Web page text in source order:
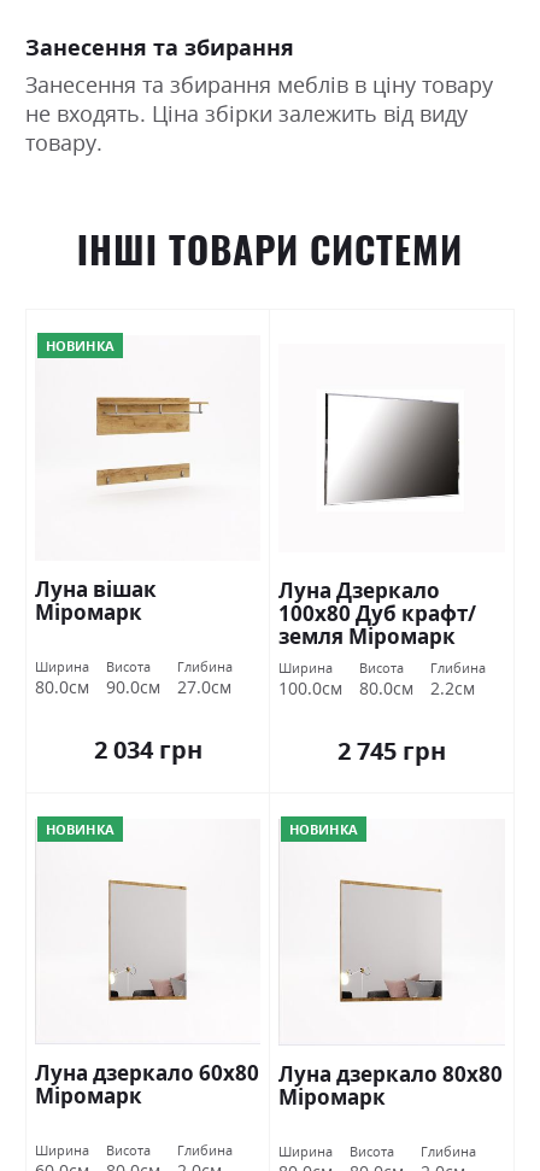
Занесення та збирання
Занесення та збирання меблів в ціну товару
не входять. Ціна збірки залежить від виду
товару.
ІНШІ ТОВАРИ СИСТЕМИ
НОВИНКА
Луна вішак
Міромарк
Ширина
80.0см
Висота
90.0см
Глибина
27.0см
2 034 грн
Луна Дзеркало
100х80 Дуб крафт/
земля Міромарк
Ширина
100.0см
Висота
80.0см
Глибина
2.2см
2 745 грн
НОВИНКА
Луна дзеркало 60х80
Міромарк
Ширина Висота Глибина
НОВИНКА
Луна дзеркало 80х80
Міромарк
Ширина Висота Глибина